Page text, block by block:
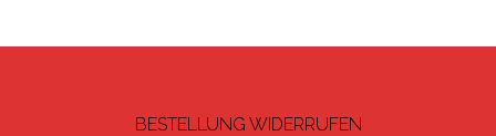
BESTELLUNG WIDERRUFEN